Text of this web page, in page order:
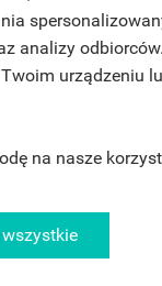
612W
UTWÓRZ NOWĄ
WISHLIST.
analizy
urządzeniu
na nasze